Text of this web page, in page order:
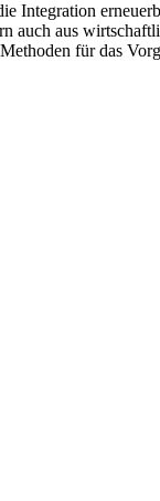
Integration
auch aus
für das